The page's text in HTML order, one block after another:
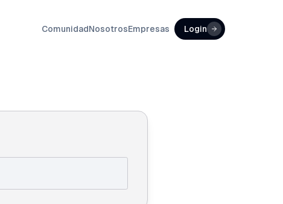
ComunidadNosotrosEmpresas Login